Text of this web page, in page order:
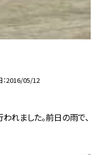
2016/05/12
れました。前日の雨で、